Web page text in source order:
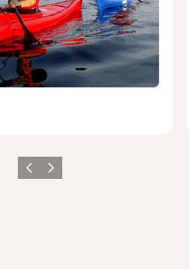
Vorherige Folie
Nächste Folie